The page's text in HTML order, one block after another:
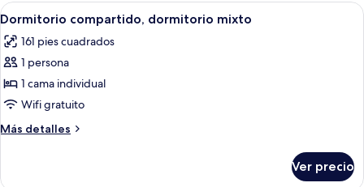
Abrir
todas
las
fotos
de
Dormitorio
compartido,
dormitorio
Habitación pequeña y bien
5
Dormitorio compartido, dormitorio mixto
161 pies cuadrados
1 persona
1 cama individual
Wifi gratuito
Más detalles
Más
Ver precio